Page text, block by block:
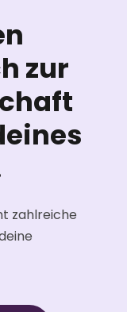
zur
zahlreiche